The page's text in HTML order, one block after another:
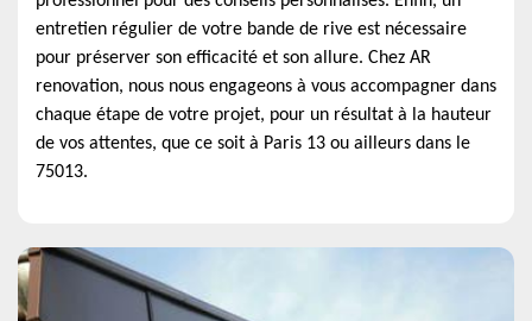
entretien régulier de votre bande de rive est nécessaire
pour préserver son efficacité et son allure. Chez AR
renovation, nous nous engageons à vous accompagner dans
chaque étape de votre projet, pour un résultat à la hauteur
de vos attentes, que ce soit à Paris 13 ou ailleurs dans le
75013.